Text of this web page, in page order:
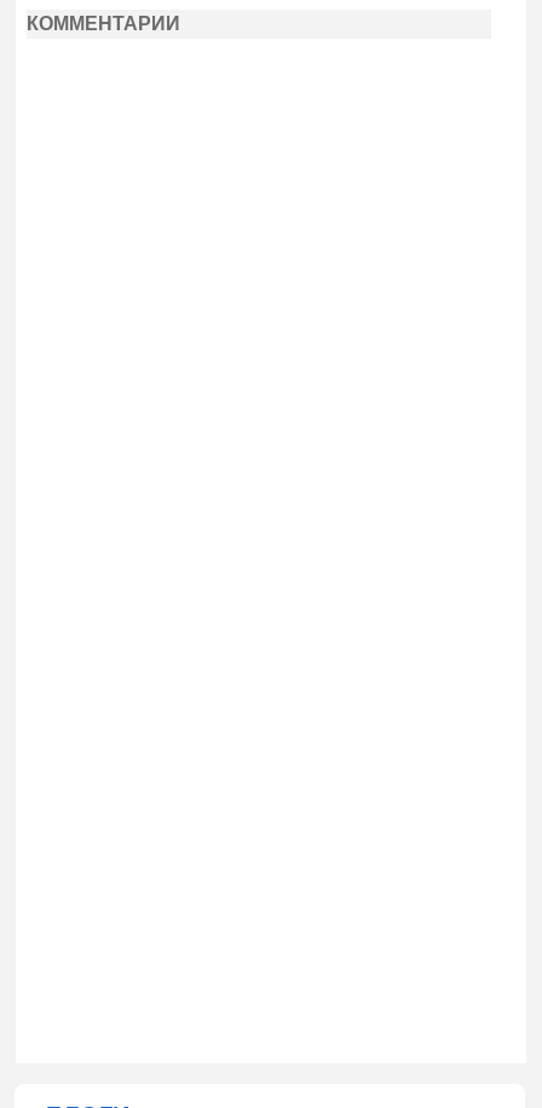
КОММЕНТАРИИ